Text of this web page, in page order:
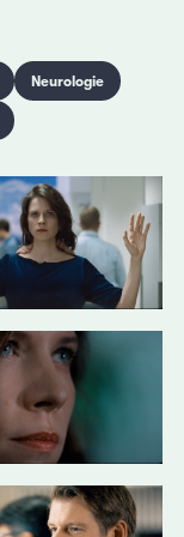
Neurologie